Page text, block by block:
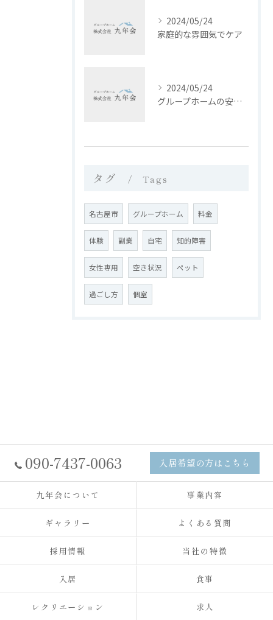
2024/05/24
家庭的な雰囲気でケア
2024/05/24
グループホームの安心な生活環境と入居サポート
タグ Tags
名古屋市 グループホーム 料金
体験 副業 自宅 知的障害
女性専用 空き状況 ペット
過ごし方 個室
090-7437-0063 入居希望の方はこちら
九年会について 事業内容
ギャラリー よくある質問
採用情報 当社の特徴
入居 食事
レクリエーション 求人